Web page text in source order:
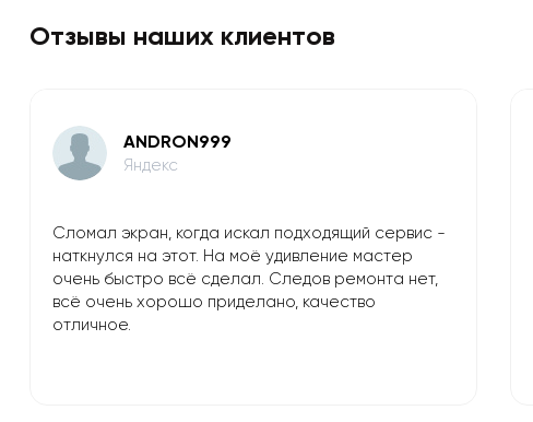
Отзывы наших клиентов
ANDRON999
Яндекс
Сломал экран, когда искал подходящий сервис -
наткнулся на этот. На моё удивление мастер
очень быстро всё сделал. Следов ремонта нет,
всё очень хорошо приделано, качество
отличное.